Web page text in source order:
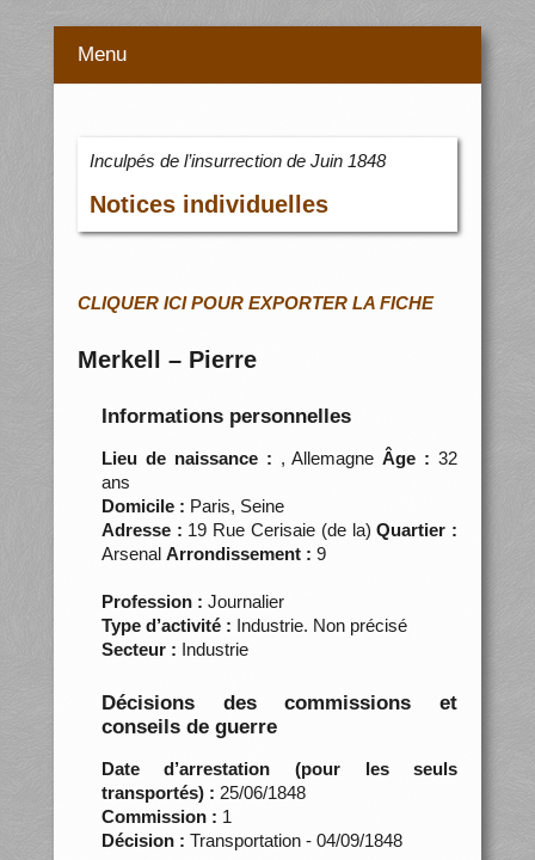
Menu
Inculpés de l’insurrection de Juin 1848
Notices individuelles
CLIQUER ICI POUR EXPORTER LA FICHE
Merkell – Pierre
Informations personnelles
Lieu de naissance : , Allemagne Âge : 32
ans
Domicile : Paris, Seine
Adresse : 19 Rue Cerisaie (de la)Quartier :
Arsenal Arrondissement : 9
Profession : Journalier
Type d’activité : Industrie. Non précisé
Secteur : Industrie
Décisions des commissions et
conseils de guerre
Date d’arrestation (pour les seuls
transportés) : 25/06/1848
Commission : 1
Décision : Transportation - 04/09/1848